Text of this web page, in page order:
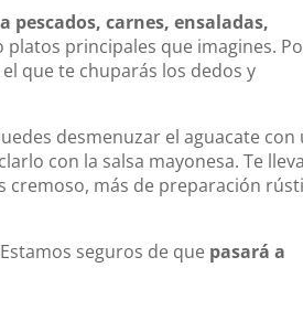
pescados, carnes, ensaladas,
principales que imagines.
que te chuparás los dedos y
desmenuzar el aguacate con
con la salsa mayonesa. Te
cremoso, más de preparación
seguros de que pasará a